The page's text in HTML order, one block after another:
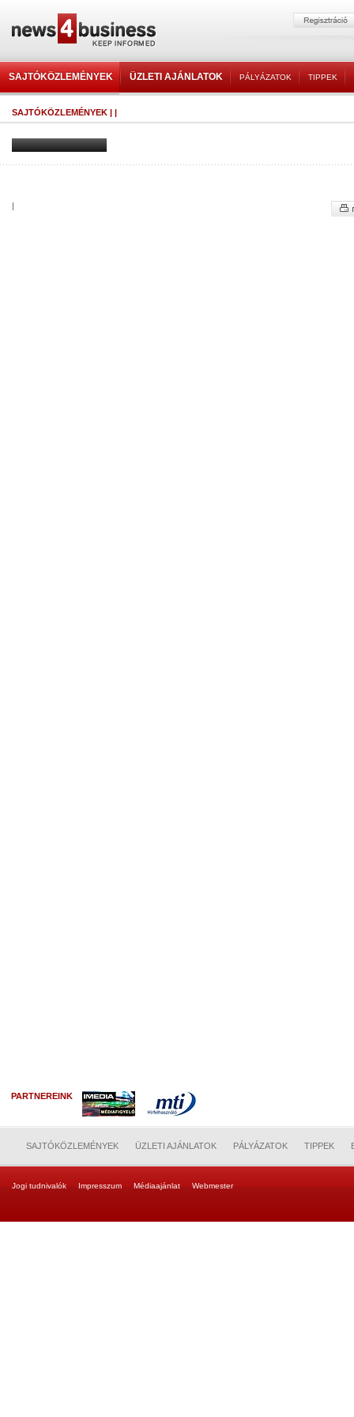
SAJTÓKÖZLEMÉNYEK ÜZLETI AJÁNLATOK PÁLYÁZATOK TIPPEK
SAJTÓKÖZLEMÉNYEK | |
|
PARTNEREINK
SAJTÓKÖZLEMÉNYEK ÜZLETI AJÁNLATOK PÁLYÁZATOK TIPPEK
Jogi tudnivalók Impresszum Médiaajánlat Webmester